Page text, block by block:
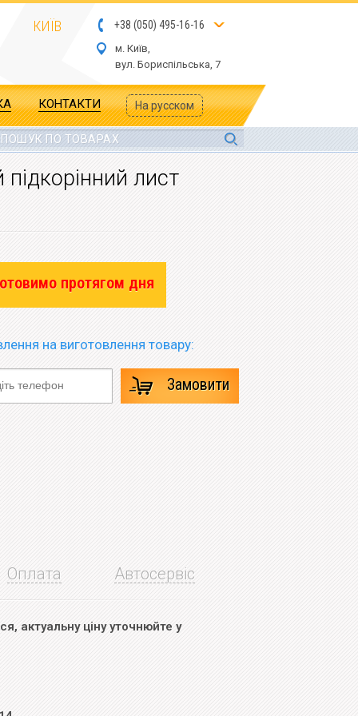
КИЇВ +38 (050) 495-16-16
м. Київ,
вул. Бориспільська, 7
КОНТАКТИ На русском
лист
протягом дня
на виготовлення товару:
Замовити
Оплата Автосервіс
актуальну ціну уточнюйте у